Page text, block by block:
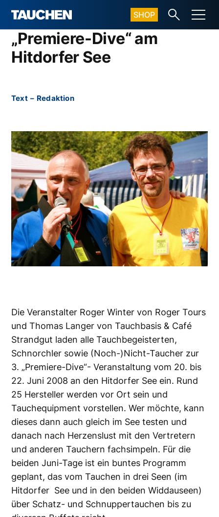
SHOP
„Premiere-Dive“ am
Hitdorfer See
Text – Redaktion
Die Veranstalter Roger Winter von Roger Tours
und Thomas Langer von Tauchbasis & Café
Strandgut laden alle Tauchbegeisterten,
Schnorchler sowie (Noch-)Nicht-Taucher zur
3. „Premiere-Dive“- Veranstaltung vom 20. bis
22. Juni 2008 an den Hitdorfer See ein. Rund
25 Hersteller werden vor Ort sein und
Tauchequipment vorstellen. Wer möchte, kann
dieses dann auch gleich im See testen und
danach nach Herzenslust mit den Vertretern
und anderen Tauchern fachsimpeln. Für die
beiden Juni-Tage ist ein buntes Programm
geplant, das vom Tauchen in drei Seen (im
Hitdorfer See und in den beiden Widdauseen)
über Schatz- und Schnuppertauchen bis zu